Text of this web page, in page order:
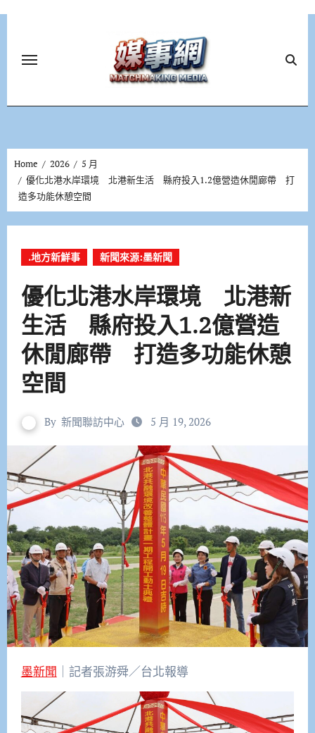
Home 2026
5 月
優化北港水岸環境 北港新生活 縣府投入1.2億營造休閒廊帶 打
造多功能休憩空間
.地方新鮮事 新聞來源:墨新聞
優化北港水岸環境 北港新
生活 縣府投入1.2億營造
休閒廊帶 打造多功能休憩
空間
By 新聞聯訪中心 5 月 19, 2026
墨新聞 ｜記者張游舜／台北報導